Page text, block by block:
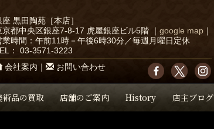
術品の買取 店舗のご案内 History 店主ブログ
座 黒田陶苑［本店］
京都中央区銀座7-8-17 虎屋銀座ビル5階
google map
業時間：午前11時－午後6時30分／毎週月曜日定休
： 03-3571-3223
会社案内
お問い合わせ